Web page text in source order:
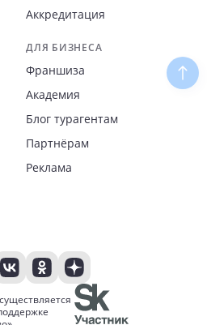
Аккредитация
ДЛЯ БИЗНЕСА
Франшиза
Академия
Блог турагентам
Партнёрам
Реклама